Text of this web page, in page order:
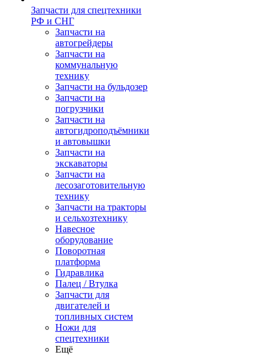
Запчасти для спецтехники
РФ и СНГ
Запчасти на
автогрейдеры
Запчасти на
коммунальную
технику
Запчасти на бульдозер
Запчасти на
погрузчики
Запчасти на
автогидроподъёмники
и автовышки
Запчасти на
экскаваторы
Запчасти на
лесозаготовительную
технику
Запчасти на тракторы
и сельхозтехнику
Навесное
оборудование
Поворотная
платформа
Гидравлика
Палец / Втулка
Запчасти для
двигателей и
топливных систем
Ножи для
спецтехники
Ещё